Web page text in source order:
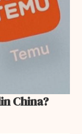
China?